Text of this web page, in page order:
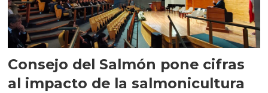
Consejo del Salmón pone cifras
al impacto de la salmonicultura